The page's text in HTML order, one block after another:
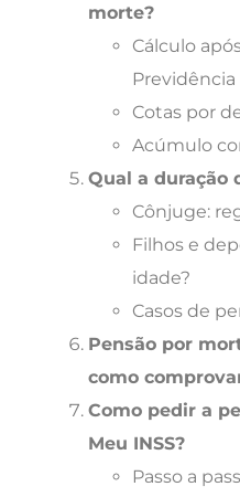
morte?
Cálculo
Previdência
Cotas por
Acúmulo
Qual a duração
Cônjuge:
Filhos e
idade?
Casos de
Pensão por
como
Como pedir a
Meu INSS?
Passo a